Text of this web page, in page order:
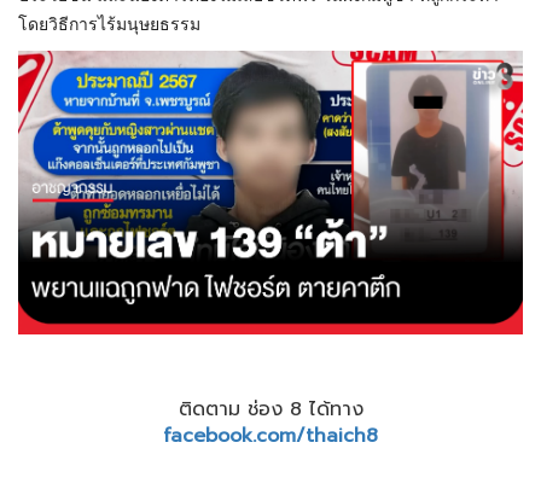
โดยวิธีการไร้มนุษยธรรม
ติดตาม ช่อง 8 ได้ทาง
facebook.com/thaich8